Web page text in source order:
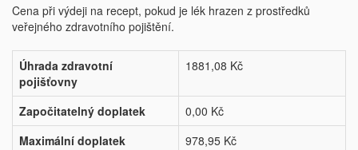
Cena při výdeji na recept, pokud je lék hrazen z prostředků
veřejného zdravotního pojištění.
Úhrada zdravotní
pojišťovny
1881,08 Kč
Započitatelný doplatek
0,00 Kč
Maximální doplatek
978,95 Kč